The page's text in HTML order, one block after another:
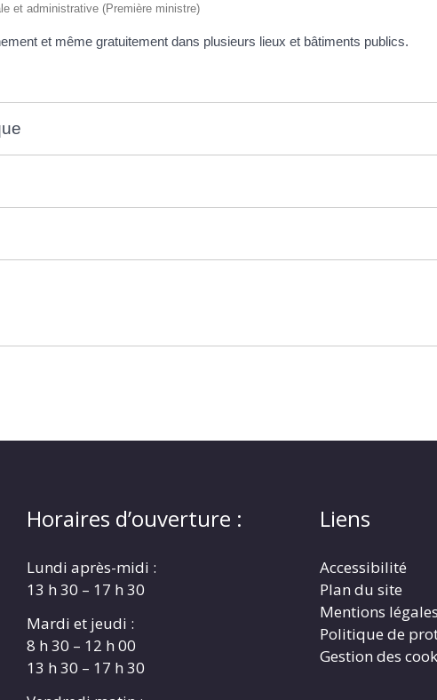
et administrative (Première ministre)
et même gratuitement dans plusieurs lieux et bâtiments publics.
Horaires d’ouverture :
Lundi après-midi :
13 h 30 – 17 h 30
Mardi et jeudi :
8 h 30 – 12 h 00
13 h 30 – 17 h 30
Liens
Accessibilité
Plan du site
Mentions légales
Politique de
Gestion des